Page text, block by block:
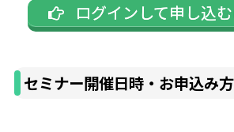
ログインして申し込
セミナー開催日時・お申込み